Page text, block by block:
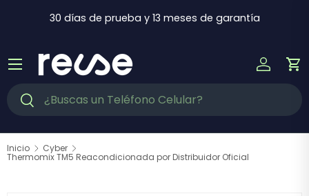
Ir al contenido
30 días de prueba y 13 meses de garantía
Buscar
Buscar
Iniciar
Menú
Inicio Cyber
Thermomix TM5 Reacondicionada por Distribuidor Oficial